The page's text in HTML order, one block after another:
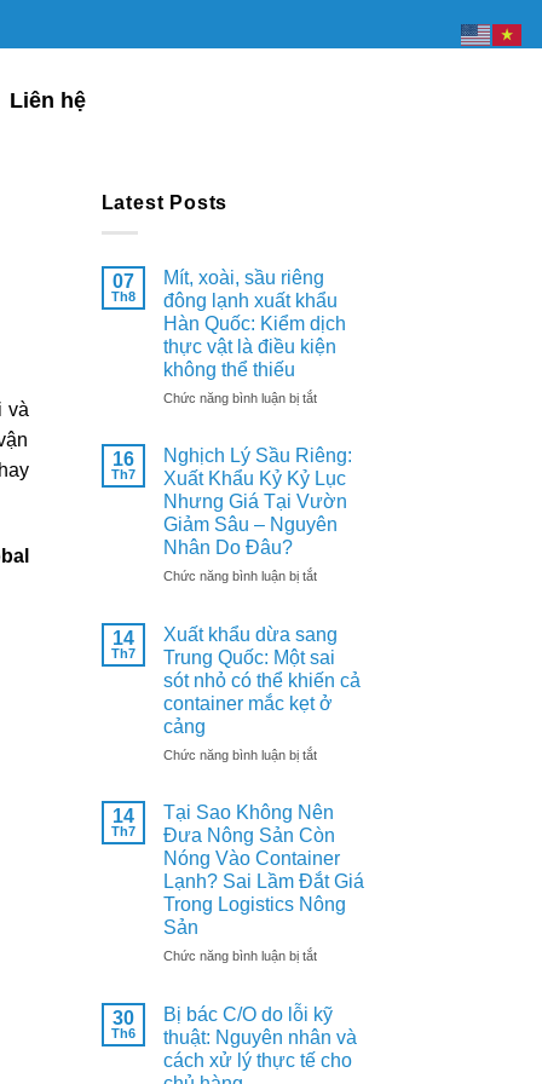
Liên hệ
và
Latest Posts
07
Th8
Mít, xoài, sầu riêng
đông lạnh xuất khẩu
Hàn Quốc: Kiểm dịch
thực vật là điều kiện
không thể thiếu
Chức năng bình luận bị tắtở
sầu
riêng
đông
lạnh
Hàn
dịch
thực
vật
là
thiếu
16
Th7
Nghịch Lý Sầu Riêng:
Xuất Khẩu Kỷ Kỷ Lục
Nhưng Giá Tại Vườn
Giảm Sâu – Nguyên
Nhân Do Đâu?
Chức năng bình luận bị tắtở
Sầu
Riêng:
Xuất
Khẩu
Lục
Giá
Tại
Vườn
Giảm
Sâu
–
Do
14
Th7
Xuất khẩu dừa sang
Trung Quốc: Một sai
sót nhỏ có thể khiến cả
container mắc kẹt ở
cảng
Chức năng bình luận bị tắtở
dừa
sang
Trung
Quốc:
Một
nhỏ
khiến
cả
container
14
Th7
Tại Sao Không Nên
Đưa Nông Sản Còn
Nóng Vào Container
Lạnh? Sai Lầm Đắt Giá
Trong Logistics Nông
Sản
Chức năng bình luận bị tắtở
Không
Nên
Đưa
30
Th6
Bị bác C/O do lỗi kỹ
thuật: Nguyên nhân và
cách xử lý thực tế cho